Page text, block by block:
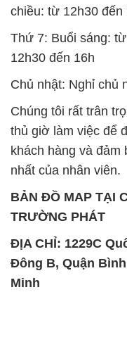
chiều: từ 12h30 đến
Thứ 7: Buổi sáng:
12h30 đến 16h
Chủ nhật: Nghỉ chủ
Chúng tôi rất trân
thủ giờ làm việc để
khách hàng và đảm
nhất của nhân viên.
BẢN ĐỒ MAP TẠI
TRƯỜNG PHÁT
ĐỊA CHỈ: 1229C
Đông B, Quận
Minh